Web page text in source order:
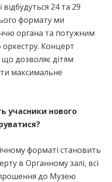
24 та 29
формату ми
органа та потужним
Концерт
що дозволяє дітям
максимальне
учасники нового
форматі становить
в Органному залі, всі
до Музею